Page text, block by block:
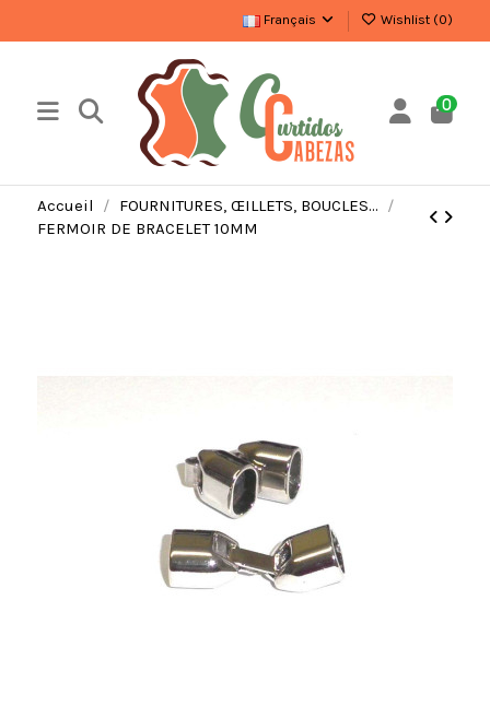
Français Wishlist (0)
0
Accueil
FOURNITURES, ŒILLETS, BOUCLES…
FERMOIR DE BRACELET 10MM